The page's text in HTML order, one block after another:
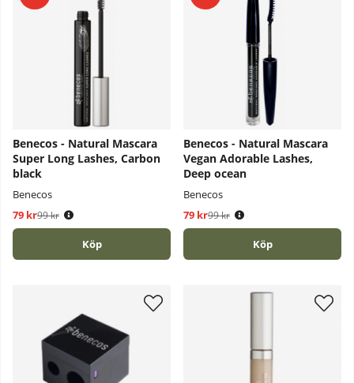
Benecos - Natural Mascara
Super Long Lashes, Carbon
black
Benecos
79 kr
Ordinarie pris:
99 kr
Köp
Benecos - Natural Mascara
Vegan Adorable Lashes,
Deep ocean
Benecos
79 kr
Ordinarie pris:
99 kr
Köp